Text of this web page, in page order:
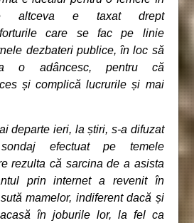
altceva e taxat drept
care se fac pe linie
dezbateri publice, în loc să
o adâncesc, pentru că
și complică lucrurile și mai
ieri, la știri, s-a difuzat
efectuat pe temele
rezulta că sarcina de a asista
prin internet a revenit în
mamelor, indiferent dacă și
în joburile lor, la fel ca